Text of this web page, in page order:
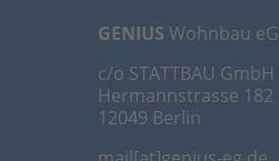
GENIUS Wohnbau eG
c/o STATTBAU GmbH
Hermannstrasse 182
12049 Berlin